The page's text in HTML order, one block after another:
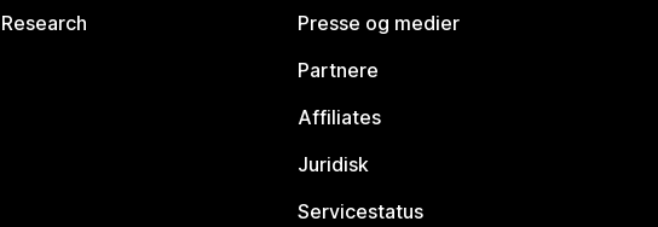
Research
Presse og medier
Partnere
Affiliates
Juridisk
Servicestatus